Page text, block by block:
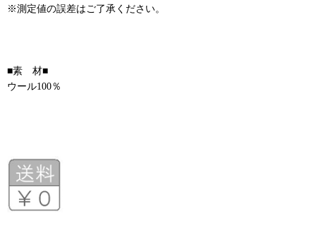
※測定値の誤差はご了承ください。
■素 材■
ウール100％